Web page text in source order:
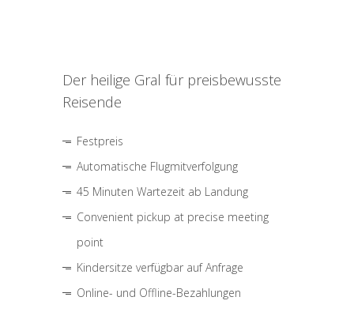
Der heilige Gral für preisbewusste
Reisende
Festpreis
Automatische Flugmitverfolgung
45 Minuten Wartezeit ab Landung
Convenient pickup at precise meeting
point
Kindersitze verfügbar auf Anfrage
Online- und Offline-Bezahlungen